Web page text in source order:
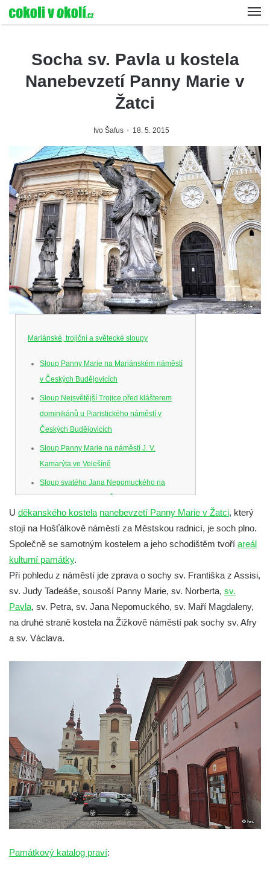
Socha sv. Pavla u kostela
Nanebevzetí Panny Marie v
Žatci
Ivo Šafus 18. 5. 2015
Mariánské, trojiční a světecké sloupy
Sloup Panny Marie na Mariánském náměstí
v Českých Budějovicích
Sloup Nejsvětější Trojice před klášterem
dominikánů u Piaristického náměstí v
Českých Budějovicích
Sloup Panny Marie na náměstí J. V.
Kamarýta ve Velešíně
Sloup svatého Jana Nepomuckého na
Sloup Nejsvětější Trojice v Mirošovicích
Homo) na zahradě zámku Chrámce
Sloup Nejsvětější Trojice na náměstí
Republiky v Duchcově
Sloup Panny Marie u kostela Nalezení
svatého Kříže ve Frýdlantu
Sloup Panny Marie v Hostinném
Sloup s krucifixem u kostela svatého
Vavřince v Teplicích nad Metují
Selendrův sloup před klášterem
benediktýnů v Polici nad Metují
Sloup Panny Marie Bolestné v Polici nad
Metují
Sloup svaté Barbory v zámecké zahradě v
Teplicích
Sloup Nejsvětější Trojice před zámkem v
U děkanského kostela nanebevzetí Panny Marie v Žatci, který
stojí na Hošťálkově náměstí za Městskou radnicí, je soch plno.
Společně se samotným kostelem a jeho schodištěm tvoří areál
kulturní památky.
Při pohledu z náměstí jde zprava o sochy sv. Františka z Assisi,
sv. Judy Tadeáše, sousoší Panny Marie, sv. Norberta, sv.
Pavla, sv. Petra, sv. Jana Nepomuckého, sv. Maří Magdaleny,
na druhé straně kostela na Žižkově náměstí pak sochy sv. Afry
a sv. Václava.
Památkový katalog praví: